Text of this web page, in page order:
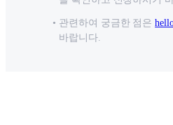
관련하여 궁금한 점은
바랍니다.